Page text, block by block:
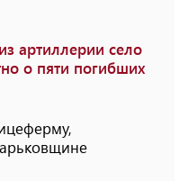
артиллерии село
о пяти погибших